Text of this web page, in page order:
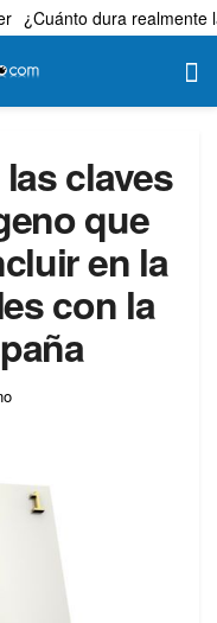
¿Cuánto dura realmente
claves
que
en la
con la